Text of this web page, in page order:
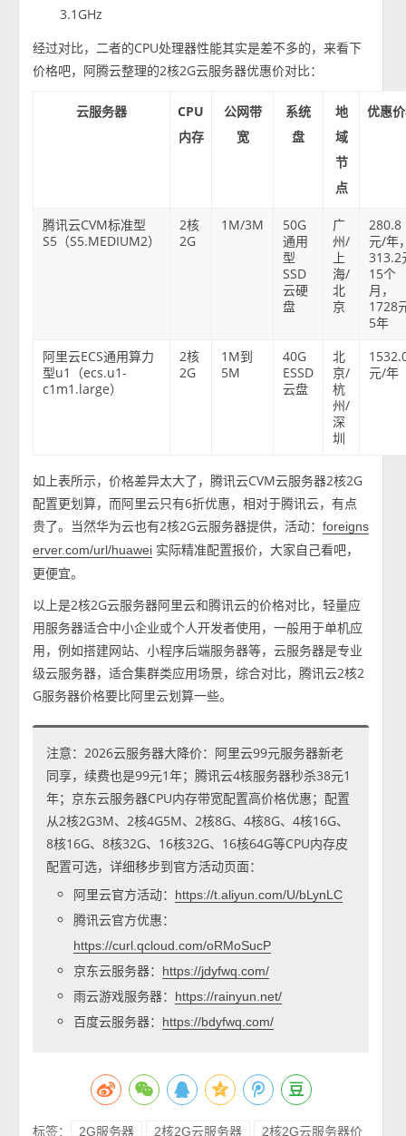
3.1GHz
经过对比，二者的CPU处理器性能其实是差不多的，来看下
价格吧，阿腾云整理的2核2G云服务器优惠价对比：
云服务器
CPU
内存
公网带
宽
系统
盘
地
域
节
点
优惠
腾讯云CVM标准型
S5（S5.MEDIUM2）
2核
2G
1M/3M
50G
通用
型
SSD
云硬
盘
广
州/
上
海/
北
京
280.8
元/年
313.2
15个
月，
1728
5年
阿里云ECS通用算力
型u1（ecs.u1-
c1m1.large）
2核
2G
1M到
5M
40G
ESSD
云盘
北
京/
杭
州/
深
圳
元/年
如上表所示，价格差异太大了，腾讯云CVM云服务器2核2G
配置更划算，而阿里云只有6折优惠，相对于腾讯云，有点
贵了。当然华为云也有2核2G云服务器提供，活动：foreigns
erver.com/url/huawei 实际精准配置报价，大家自己看吧，
更便宜。
以上是2核2G云服务器阿里云和腾讯云的价格对比，轻量应
用服务器适合中小企业或个人开发者使用，一般用于单机应
用，例如搭建网站、小程序后端服务器等，云服务器是专业
级云服务器，适合集群类应用场景，综合对比，腾讯云2核2
G服务器价格要比阿里云划算一些。
注意：2026云服务器大降价：阿里云99元服务器新老
同享，续费也是99元1年；腾讯云4核服务器秒杀38元1
年；京东云服务器CPU内存带宽配置高价格优惠；配置
从2核2G3M、2核4G5M、2核8G、4核8G、4核16G、
8核16G、8核32G、16核32G、16核64G等CPU内存皮
配置可选，详细移步到官方活动页面：
阿里云官方活动：
https://t.aliyun.com/U/bLynLC
腾讯云官方优惠：
https://curl.qcloud.com/oRMoSucP
京东云服务器： https://jdyfwq.com/
雨云游戏服务器： https://rainyun.net/
百度云服务器： https://bdyfwq.com/
标签： 2G服务器 2核2G云服务器
2核2G云服务器价